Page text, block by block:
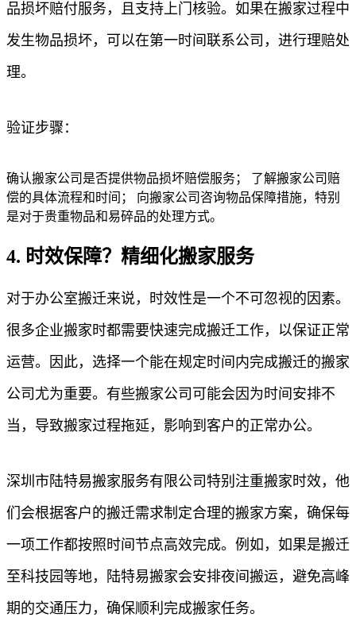
品损坏赔付服务，且支持上门核验。如果在搬家过程中
发生物品损坏，可以在第一时间联系公司，进行理赔处
理。
验证步骤：
确认搬家公司是否提供物品损坏赔偿服务； 了解搬家公司赔
偿的具体流程和时间； 向搬家公司咨询物品保障措施，特别
是对于贵重物品和易碎品的处理方式。
4. 时效保障？精细化搬家服务
对于办公室搬迁来说，时效性是一个不可忽视的因素。
很多企业搬家时都需要快速完成搬迁工作，以保证正常
运营。因此，选择一个能在规定时间内完成搬迁的搬家
公司尤为重要。有些搬家公司可能会因为时间安排不
当，导致搬家过程拖延，影响到客户的正常办公。
深圳市陆特易搬家服务有限公司特别注重搬家时效，他
们会根据客户的搬迁需求制定合理的搬家方案，确保每
一项工作都按照时间节点高效完成。例如，如果是搬迁
至科技园等地，陆特易搬家会安排夜间搬运，避免高峰
期的交通压力，确保顺利完成搬家任务。